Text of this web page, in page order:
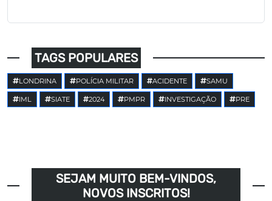
TAGS POPULARES
LONDRINA POLÍCIA MILITAR ACIDENTE SAMU
IML SIATE 2024 PMPR INVESTIGAÇÃO PRE
SEJAM MUITO BEM-VINDOS,
NOVOS INSCRITOS!